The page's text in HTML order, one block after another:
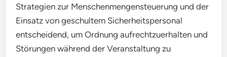
Strategien zur Menschenmengensteuerung und der
Einsatz von geschultem Sicherheitspersonal
entscheidend, um Ordnung aufrechtzuerhalten und
Störungen während der Veranstaltung zu